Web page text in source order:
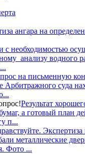
ангара на
с необходимостью
анализу водного
на письменную
Арбитражного суда
Результат
а готовый план
п...
металлические
Фото ...